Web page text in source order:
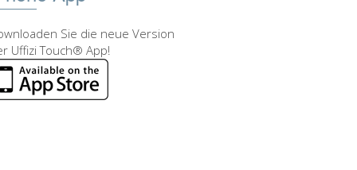
Sie die neue Version
Uffizi Touch® App!